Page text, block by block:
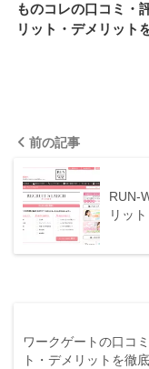
ものコレの口コミ・
リット・デメリット
前の記事
RUN-
リッ
ワークゲートの口コ
ト・デメリットを徹